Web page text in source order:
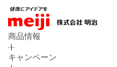
商品情報
キャンペーン